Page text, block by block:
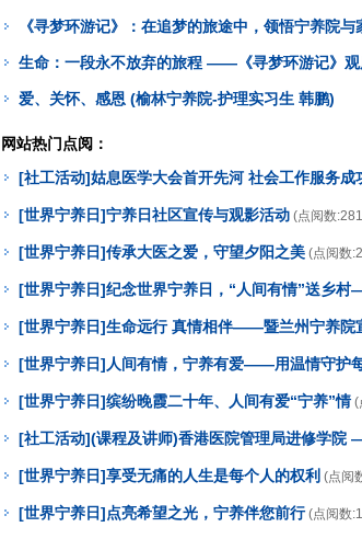
《寻梦环游记》：在追梦的旅途中，领悟宁养院
生命：一段永不放弃的旅程 ——《寻梦环游记》
爱、关怀、感恩 (榆林宁养院-护理实习生 韩鹏)
网站热门点阅：
[社工活动]姑息医学大会首开先河 社会工作服务成
[世界宁养日]宁养日社区宣传与观影活动 (点阅数
[世界宁养日]传承大医之爱，守望夕阳之美 (点阅数
[世界宁养日]纪念世界宁养日，“人间有情”送乡
[世界宁养日]生命远行 真情相伴——暨兰州宁养院
[世界宁养日]人间有情，宁养有爱——用温情守护
[世界宁养日]缤纷晚霞二十年、人间有爱“宁养”情 (
[社工活动](课程及讲师)香港医院管理局进修学
[世界宁养日]享受无痛的人生是每个人的权利 (点阅
[世界宁养日]点亮希望之光，宁养伴您前行 (点阅数